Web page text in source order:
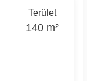
Terület
140 m²